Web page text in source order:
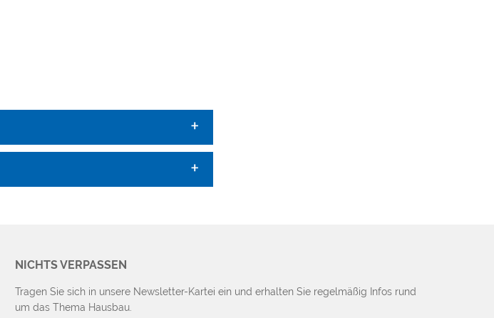
NICHTS VERPASSEN
Tragen Sie sich in unsere Newsletter-Kartei ein und erhalten Sie regelmäßig Infos rund
um das Thema Hausbau.